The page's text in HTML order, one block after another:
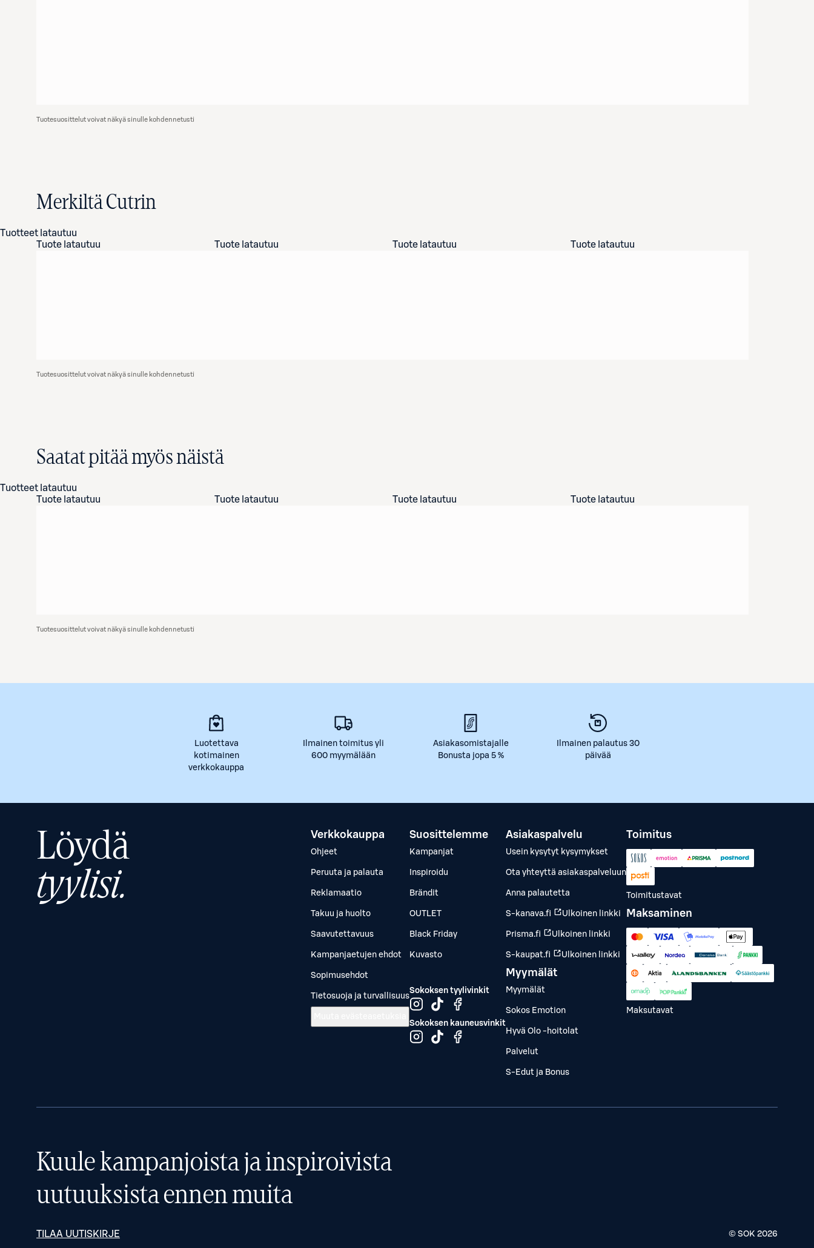
Tuotesuosittelut voivat näkyä sinulle kohdennetusti
Merkiltä Cutrin
Tuotteet latautuu
Tuote latautuu
Tuote latautuu Tuote latautuu Tuote latautuu
Tuotesuosittelut voivat näkyä sinulle kohdennetusti
Saatat pitää myös näistä
Tuotteet latautuu
Tuote latautuu
Tuote latautuu Tuote latautuu Tuote latautuu
Tuotesuosittelut voivat näkyä sinulle kohdennetusti
Luotettava
kotimainen
verkkokauppa
Ilmainen toimitus yli
600 myymälään
Asiakasomistajalle
Bonusta jopa 5 %
Ilmainen palautus 30
päivää
Löydä
tyylisi.
Verkkokauppa
Ohjeet
Peruuta ja palauta
Reklamaatio
Takuu ja huolto
Saavutettavuus
Kampanjaetujen ehdot
Sopimusehdot
Tietosuoja ja turvallisuus
Suosittelemme
Kampanjat
Inspiroidu
Brändit
OUTLET
Black Friday
Kuvasto
Sokoksen tyylivinkit
Sokoksen kauneusvinkit
Asiakaspalvelu
Usein kysytyt kysymykset
Ota yhteyttä asiakaspalveluun
Anna palautetta
S-kanava.fi Ulkoinen linkki
Prisma.fi Ulkoinen linkki
S-kaupat.fi Ulkoinen linkki
Myymälät
Myymälät
Sokos Emotion
Hyvä Olo -hoitolat
Palvelut
S-Edut ja Bonus
Toimitus
Toimitustavat
Maksaminen
Maksutavat
Kuule kampanjoista ja inspiroivista
uutuuksista ennen muita
TILAA UUTISKIRJE © SOK 2026